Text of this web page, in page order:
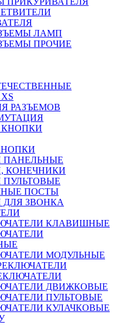
ЛАМП
ПРОЧИЕ
РАЗЪЕМОВ
КНОПКИ
ПАНЕЛЬНЫЕ
КОНЕЧНИКИ
ПУЛЬТОВЫЕ
ПОСТЫ
ДЛЯ ЗВОНКА
КЛАВИШНЫЕ
МОДУЛЬНЫЕ
ДВИЖКОВЫЕ
ПУЛЬТОВЫЕ
КУЛАЧКОВЫЕ